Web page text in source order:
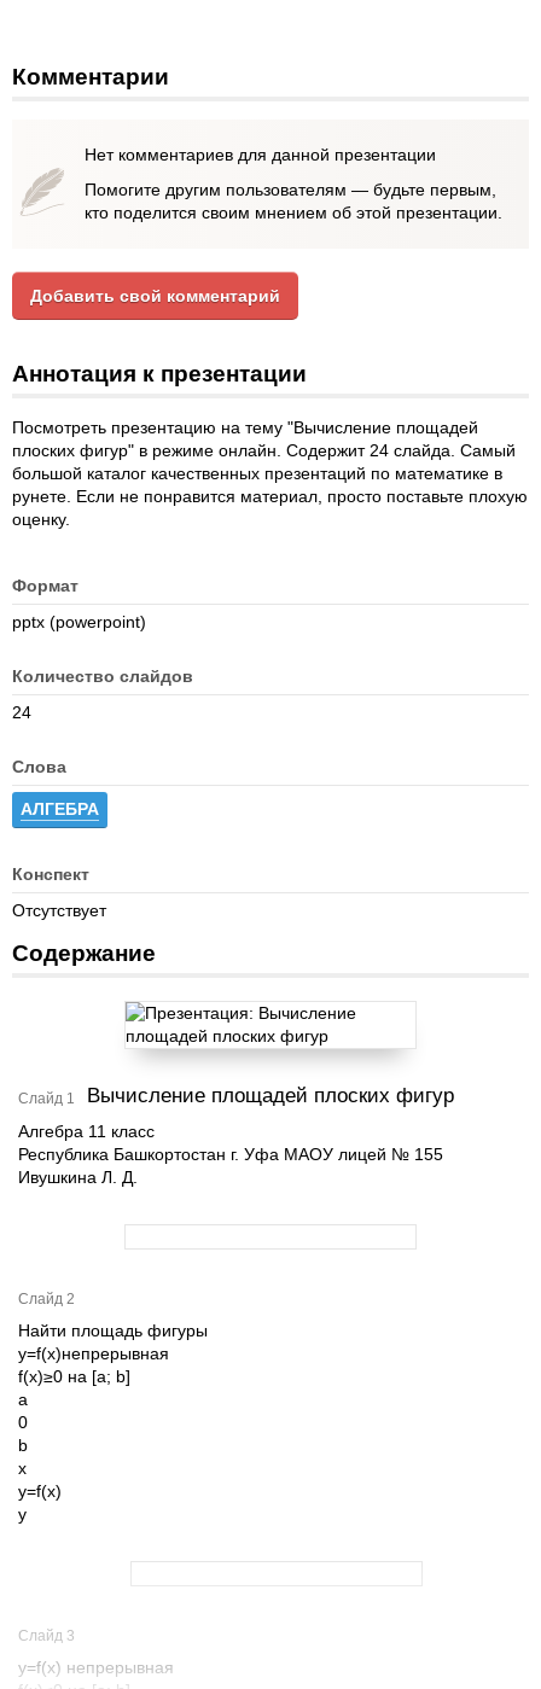
Комментарии
Нет комментариев для данной презентации
Помогите другим пользователям — будьте первым,
кто поделится своим мнением об этой презентации.
Добавить свой комментарий
Аннотация к презентации
Посмотреть презентацию на тему "Вычисление площадей
плоских фигур" в режиме онлайн. Содержит 24 слайда. Самый
большой каталог качественных презентаций по математике в
рунете. Если не понравится материал, просто поставьте плохую
оценку.
Формат
pptx (powerpoint)
Количество слайдов
24
Слова
АЛГЕБРА
Конспект
Отсутствует
Содержание
Слайд 1 Вычисление площадей плоских фигур
Алгебра 11 класс
Республика Башкортостан г. Уфа МАОУ лицей № 155
Ивушкина Л. Д.
Слайд 2
Найти площадь фигуры
y=f(x)непрерывная
f(x)≥0 на [a; b]
a
0
b
x
y=f(x)
y
Слайд 3
y=f(x) непрерывная